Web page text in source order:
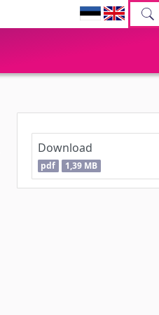
Download
pdf 1,39 MB